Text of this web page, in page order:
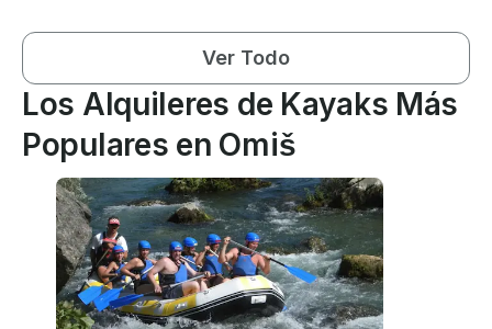
Ver Todo
Los Alquileres de Kayaks Más
Populares en Omiš